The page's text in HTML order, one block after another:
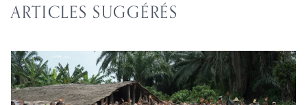
ARTICLES SUGGÉRÉS